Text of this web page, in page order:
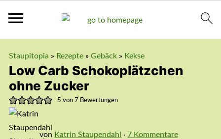
Staupitopia » Rezepte» Gebäck» Kekse
Low Carb Schokoplätzchen
ohne Zucker
5 von 7 Bewertungen
von Katrin Staupendahl · 7 Kommentare